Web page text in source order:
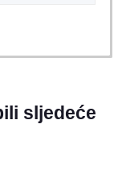
sljedeće